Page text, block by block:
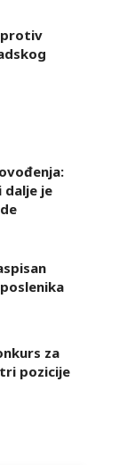
protiv
dalje je
za
pozicije